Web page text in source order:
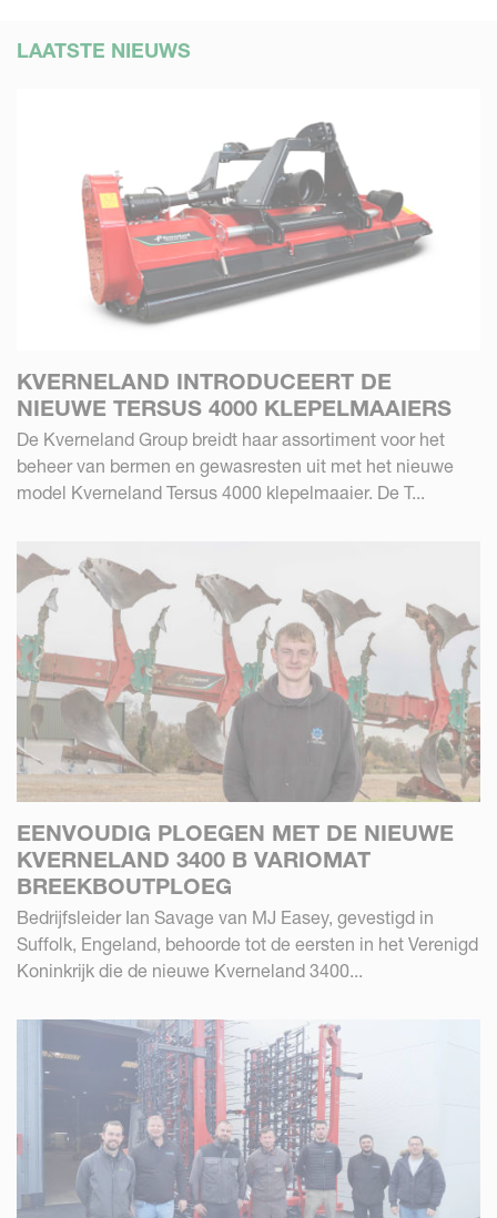
LAATSTE NIEUWS
KVERNELAND INTRODUCEERT DE
NIEUWE TERSUS 4000 KLEPELMAAIERS
De Kverneland Group breidt haar assortiment voor het
beheer van bermen en gewasresten uit met het nieuwe
model Kverneland Tersus 4000 klepelmaaier. De T...
EENVOUDIG PLOEGEN MET DE NIEUWE
KVERNELAND 3400 B VARIOMAT
BREEKBOUTPLOEG
Bedrijfsleider Ian Savage van MJ Easey, gevestigd in
Suffolk, Engeland, behoorde tot de eersten in het Verenigd
Koninkrijk die de nieuwe Kverneland 3400...